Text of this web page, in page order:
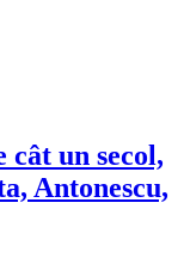
cât un secol,
Antonescu,